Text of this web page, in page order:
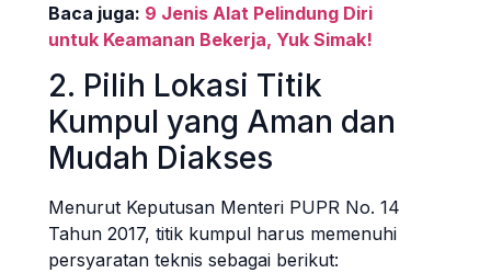
Baca juga: 9 Jenis Alat Pelindung Diri
untuk Keamanan Bekerja, Yuk Simak!
2. Pilih Lokasi Titik
Kumpul yang Aman dan
Mudah Diakses
Menurut Keputusan Menteri PUPR No. 14
Tahun 2017, titik kumpul harus memenuhi
persyaratan teknis sebagai berikut: